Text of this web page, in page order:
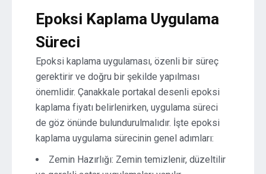
Epoksi Kaplama Uygulama
Süreci
Epoksi kaplama uygulaması, özenli bir süreç
gerektirir ve doğru bir şekilde yapılması
önemlidir. Çanakkale portakal desenli epoksi
kaplama fiyatı belirlenirken, uygulama süreci
de göz önünde bulundurulmalıdır. İşte epoksi
kaplama uygulama sürecinin genel adımları:
Zemin Hazırlığı: Zemin temizlenir, düzeltilir